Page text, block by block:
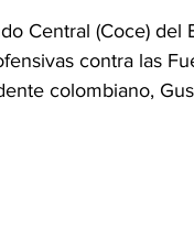
Central (Coce)
contra las
colombiano,